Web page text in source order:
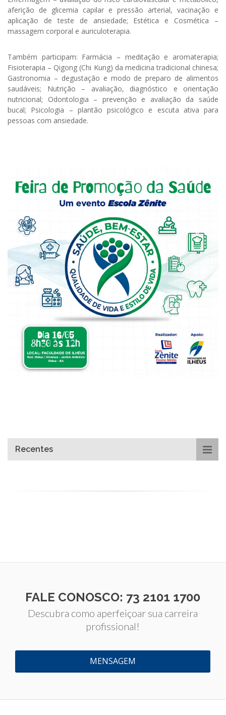
aferição de glicemia capilar e pressão arterial, vacinação e
aplicação de teste de ansiedade; Estética e Cosmética –
massagem corporal e auriculoterapia.
Também participam: Farmácia – meditação e aromaterapia;
Fisioterapia – Qigong (Chi Kung) da medicina tradicional chinesa;
Gastronomia – degustação e modo de preparo de alimentos
saudáveis; Nutrição – avaliação, diagnóstico e orientação
nutricional; Odontologia – prevenção e avaliação da saúde
bucal; Psicologia – plantão psicológico e escuta ativa para
pessoas com ansiedade.
Recentes
FALE CONOSCO: 73 2101 1700
Descubra como aperfeiçoar sua carreira
profissional!
MENSAGEM